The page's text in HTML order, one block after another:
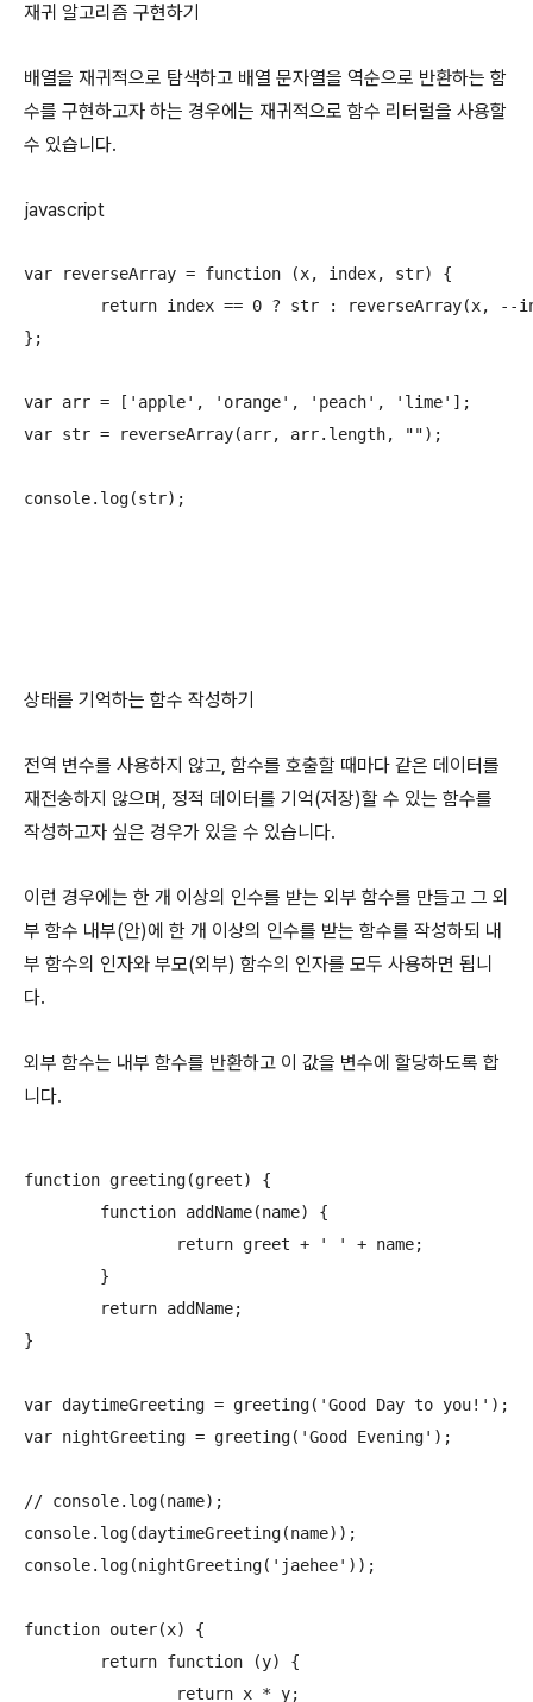
재귀 알고리즘 구현하기
배열을 재귀적으로 탐색하고 배열 문자열을 역순으로 반환하는 함
수를 구현하고자 하는 경우에는 재귀적으로 함수 리터럴을 사용할
수 있습니다.
javascript
var reverseArray = function (x, index, str) {
};
var arr = ['apple', 'orange', 'peach', 'lime'];
var str = reverseArray(arr, arr.length, "");
console.log(str);
상태를 기억하는 함수 작성하기
전역 변수를 사용하지 않고, 함수를 호출할 때마다 같은 데이터를
재전송하지 않으며, 정적 데이터를 기억(저장)할 수 있는 함수를
작성하고자 싶은 경우가 있을 수 있습니다.
이런 경우에는 한 개 이상의 인수를 받는 외부 함수를 만들고 그 외
부 함수 내부(안)에 한 개 이상의 인수를 받는 함수를 작성하되 내
부 함수의 인자와 부모(외부) 함수의 인자를 모두 사용하면 됩니
다.
외부 함수는 내부 함수를 반환하고 이 값을 변수에 할당하도록 합
니다.
function greeting(greet) {
}
var daytimeGreeting = greeting('Good Day to you!');
var nightGreeting = greeting('Good Evening');
// console.log(name);
console.log(daytimeGreeting(name));
console.log(nightGreeting('jaehee'));
function outer(x) {